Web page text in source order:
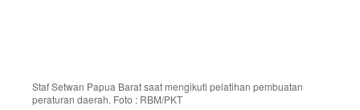
Staf Setwan Papua Barat saat mengikuti pelatihan pembuatan
peraturan daerah. Foto : RBM/PKT